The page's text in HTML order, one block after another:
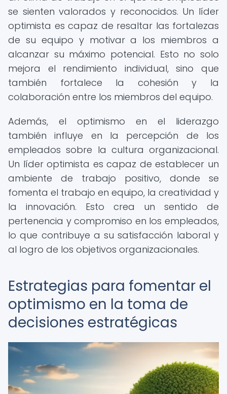
se sienten valorados y reconocidos. Un líder
optimista es capaz de resaltar las fortalezas
de su equipo y motivar a los miembros a
alcanzar su máximo potencial. Esto no solo
mejora el rendimiento individual, sino que
también fortalece la cohesión y la
colaboración entre los miembros del equipo.
Además, el optimismo en el liderazgo
también influye en la percepción de los
empleados sobre la cultura organizacional.
Un líder optimista es capaz de establecer un
ambiente de trabajo positivo, donde se
fomenta el trabajo en equipo, la creatividad y
la innovación. Esto crea un sentido de
pertenencia y compromiso en los empleados,
lo que contribuye a su satisfacción laboral y
al logro de los objetivos organizacionales.
Estrategias para fomentar el
optimismo en la toma de
decisiones estratégicas